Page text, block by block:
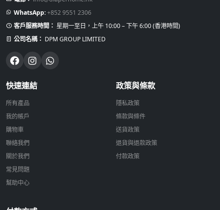
WhatsApp:+852 9551 2306
客戶服務時間： 星期一至日，上午 10:00 – 下午 6:00 (香港時間)
公司名稱： DPM GROUP LIMITED
快速連結
所有產品
我的帳戶
購物車
聯絡我們
關於我們
常見問題
幫助中心
政策與條款
隱私政策
條款與條件
送貨政策
退貨與退款政策
付款政策